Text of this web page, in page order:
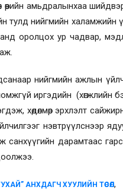
өөрийн амьдралынхаа
тулд нийгмийн
оролцох ур чадвар,
нийгмийн ажлын
иргэдийн (хөгжлийн
хөдөлмөр эрхлэлт
нэвтрүүлснээр
санхүүгийн дарамтаас
АНХДАГЧ ХУУЛИЙН ТӨСӨЛ,